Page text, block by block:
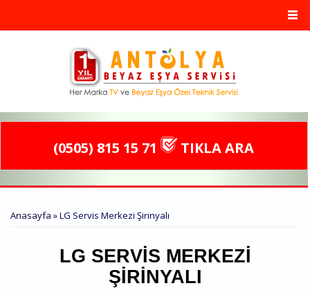
(0505) 815 15 71 TIKLA ARA
BURADASINIZ
Anasayfa » LG Servis Merkezi Şirinyalı
LG SERVIS MERKEZI
ŞIRINYALI